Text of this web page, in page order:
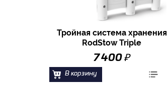
Тройная система хранения
RodStow Triple
7 400 ₽
В корзину